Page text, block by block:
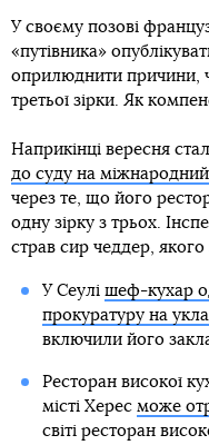
У своєму позові
«путівника»
оприлюднити причини,
третьої зірки. Як
Наприкінці вересня
до суду на
через те, що його
одну зірку з трьох.
страв сир чеддер,
У Сеулі шеф-кухар
прокуратуру на
включили його
Ресторан високої
місті Херес може
світі ресторан